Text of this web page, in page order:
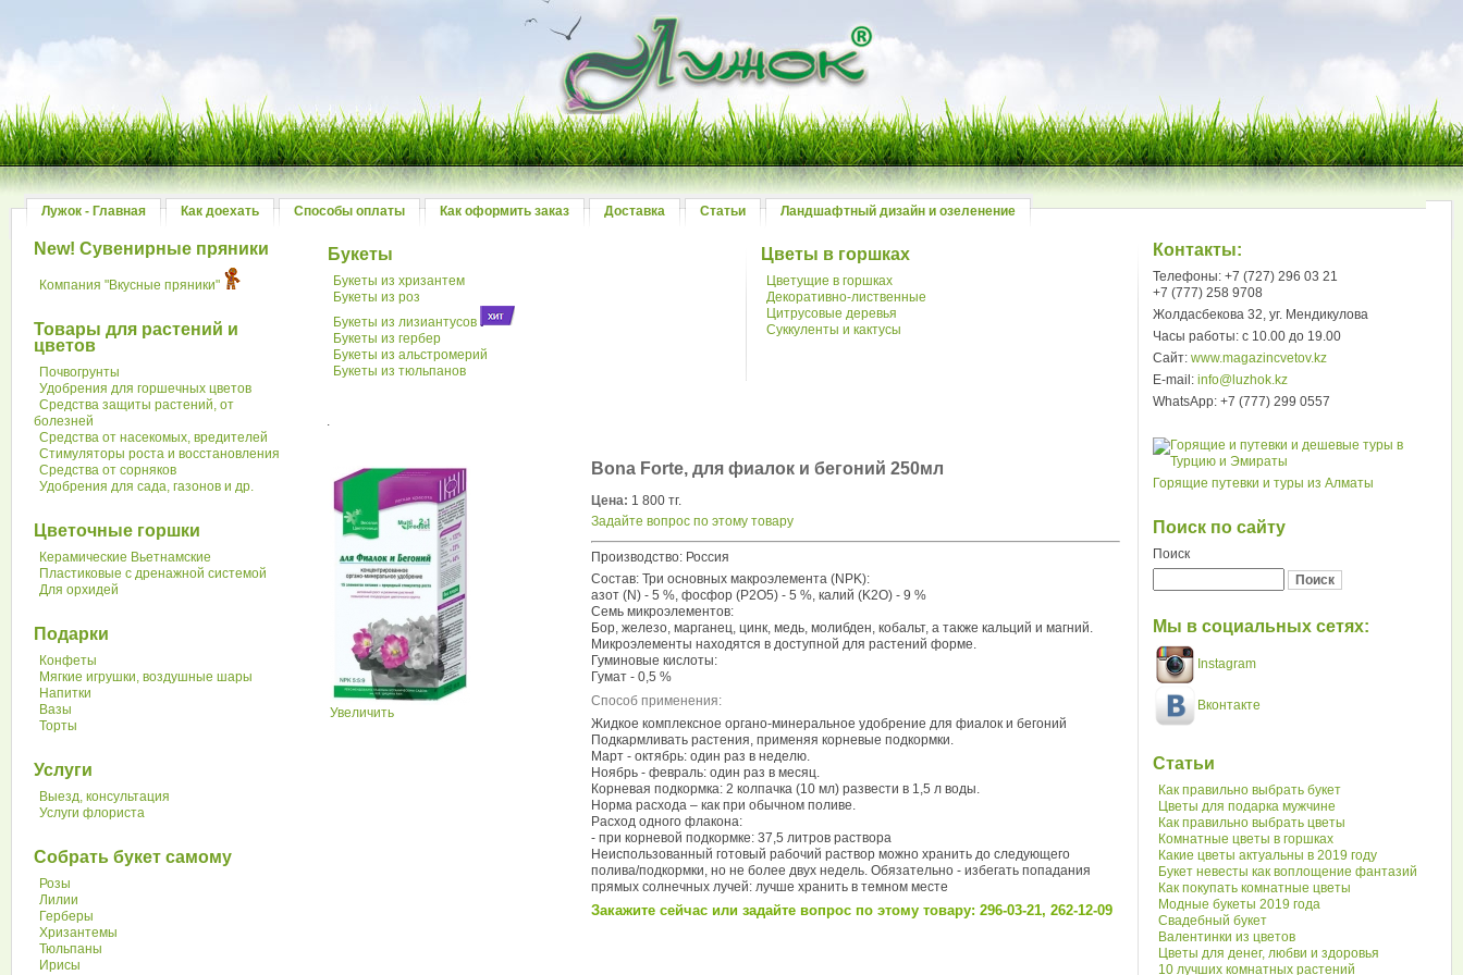
Лужок - Главная Как доехать Способы оплаты Как оформить заказ Доставка Статьи Ландшафтный дизайн и озеленение
New! Сувенирные пряники
Компания "Вкусные пряники"
Товары для растений и
цветов
Почвогрунты
Удобрения для горшечных цветов
Средства защиты растений, от
болезней
Средства от насекомых, вредителей
Стимуляторы роста и восстановления
Средства от сорняков
Удобрения для сада, газонов и др.
Цветочные горшки
Керамические Вьетнамские
Пластиковые с дренажной системой
Для орхидей
Подарки
Конфеты
Мягкие игрушки, воздушные шары
Напитки
Вазы
Торты
Услуги
Выезд, консультация
Услуги флориста
Собрать букет самому
Розы
Лилии
Герберы
Хризантемы
Тюльпаны
Ирисы
Букеты
Букеты из хризантем
Букеты из роз
Букеты из лизиантусов
Букеты из гербер
Букеты из альстромерий
Букеты из тюльпанов
Цветы в горшках
Цветущие в горшках
Декоративно-лиственные
Цитрусовые деревья
Суккуленты и кактусы
.
Увеличить
Bona Forte, для фиалок и бегоний 250мл
Цена: 1 800 тг.
Задайте вопрос по этому товару
Производство: Россия
Состав: Три основных макроэлемента (NPK):
азот (N) - 5 %, фосфор (P2O5) - 5 %, калий (K2O) - 9 %
Семь микроэлементов:
Бор, железо, марганец, цинк, медь, молибден, кобальт, а также кальций и магний.
Микроэлементы находятся в доступной для растений форме.
Гуминовые кислоты:
Гумат - 0,5 %
Способ применения:
Жидкое комплексное органо-минеральное удобрение для фиалок и бегоний
Подкармливать растения, применяя корневые подкормки.
Март - октябрь: один раз в неделю.
Ноябрь - февраль: один раз в месяц.
Корневая подкормка: 2 колпачка (10 мл) развести в 1,5 л воды.
Норма расхода – как при обычном поливе.
Расход одного флакона:
- при корневой подкормке: 37,5 литров раствора
Неиспользованный готовый рабочий раствор можно хранить до следующего
полива/подкормки, но не более двух недель. Обязательно - избегать попадания
прямых солнечных лучей: лучше хранить в темном месте
Закажите сейчас или задайте вопрос по этому товару: 296-03-21, 262-12-09
Контакты:
Телефоны: +7 (727) 296 03 21
+7 (777) 258 9708
Жолдасбекова 32, уг. Мендикулова
Часы работы: с 10.00 до 19.00
Сайт:www.magazincvetov.kz
E-mail:info@luzhok.kz
WhatsApp: +7 (777) 299 0557
Горящие путевки и туры из Алматы
Поиск по сайту
Поиск
Мы в социальных сетях:
Instagram
Вконтакте
Статьи
Как правильно выбрать букет
Цветы для подарка мужчине
Как правильно выбрать цветы
Комнатные цветы в горшках
Какие цветы актуальны в 2019 году
Букет невесты как воплощение фантазий
Как покупать комнатные цветы
Модные букеты 2019 года
Свадебный букет
Валентинки из цветов
Цветы для денег, любви и здоровья
10 лучших комнатных растений